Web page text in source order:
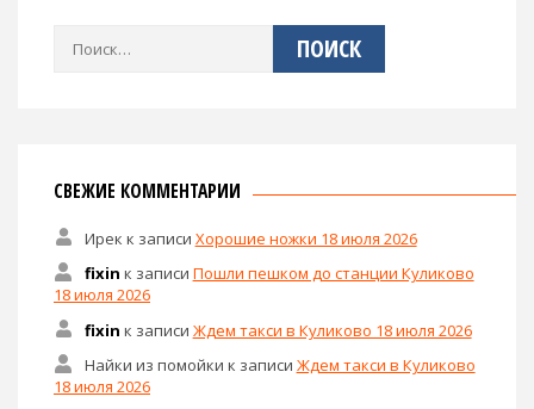
СВЕЖИЕ КОММЕНТАРИИ
Ирек к записи Хорошие ножки 18 июля 2026
fixin к записи Пошли пешком до станции Куликово
18 июля 2026
fixin к записи Ждем такси в Куликово 18 июля 2026
Найки из помойки к записи Ждем такси в Куликово
18 июля 2026